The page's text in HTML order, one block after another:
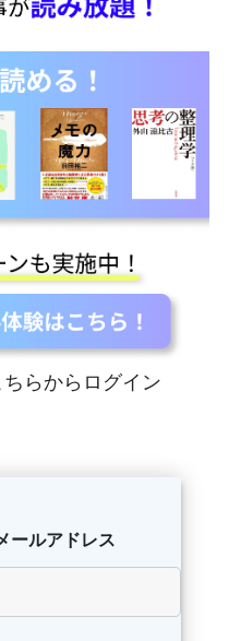
らからログイン
ールアドレス